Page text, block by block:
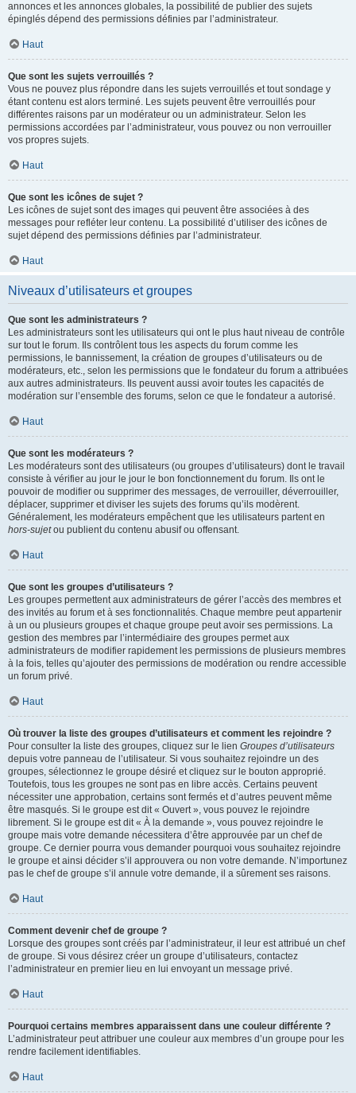
annonces et les annonces globales, la possibilité de publier des sujets
épinglés dépend des permissions définies par l’administrateur.
Haut
Que sont les sujets verrouillés ?
Vous ne pouvez plus répondre dans les sujets verrouillés et tout sondage y
étant contenu est alors terminé. Les sujets peuvent être verrouillés pour
différentes raisons par un modérateur ou un administrateur. Selon les
permissions accordées par l’administrateur, vous pouvez ou non verrouiller
vos propres sujets.
Haut
Que sont les icônes de sujet ?
Les icônes de sujet sont des images qui peuvent être associées à des
messages pour refléter leur contenu. La possibilité d’utiliser des icônes de
sujet dépend des permissions définies par l’administrateur.
Haut
Niveaux d’utilisateurs et groupes
Que sont les administrateurs ?
Les administrateurs sont les utilisateurs qui ont le plus haut niveau de contrôle
sur tout le forum. Ils contrôlent tous les aspects du forum comme les
permissions, le bannissement, la création de groupes d’utilisateurs ou de
modérateurs, etc., selon les permissions que le fondateur du forum a attribuées
aux autres administrateurs. Ils peuvent aussi avoir toutes les capacités de
modération sur l’ensemble des forums, selon ce que le fondateur a autorisé.
Haut
Que sont les modérateurs ?
Les modérateurs sont des utilisateurs (ou groupes d’utilisateurs) dont le travail
consiste à vérifier au jour le jour le bon fonctionnement du forum. Ils ont le
pouvoir de modifier ou supprimer des messages, de verrouiller, déverrouiller,
déplacer, supprimer et diviser les sujets des forums qu’ils modèrent.
Généralement, les modérateurs empêchent que les utilisateurs partent en
hors-sujetou publient du contenu abusif ou offensant.
Haut
Que sont les groupes d’utilisateurs ?
Les groupes permettent aux administrateurs de gérer l’accès des membres et
des invités au forum et à ses fonctionnalités. Chaque membre peut appartenir
à un ou plusieurs groupes et chaque groupe peut avoir ses permissions. La
gestion des membres par l’intermédiaire des groupes permet aux
administrateurs de modifier rapidement les permissions de plusieurs membres
à la fois, telles qu’ajouter des permissions de modération ou rendre accessible
un forum privé.
Haut
Où trouver la liste des groupes d’utilisateurs et comment les rejoindre ?
Pour consulter la liste des groupes, cliquez sur le lien Groupes d’utilisateurs
depuis votre panneau de l’utilisateur. Si vous souhaitez rejoindre un des
groupes, sélectionnez le groupe désiré et cliquez sur le bouton approprié.
Toutefois, tous les groupes ne sont pas en libre accès. Certains peuvent
nécessiter une approbation, certains sont fermés et d’autres peuvent même
être masqués. Si le groupe est dit « Ouvert », vous pouvez le rejoindre
librement. Si le groupe est dit « À la demande », vous pouvez rejoindre le
groupe mais votre demande nécessitera d’être approuvée par un chef de
groupe. Ce dernier pourra vous demander pourquoi vous souhaitez rejoindre
le groupe et ainsi décider s’il approuvera ou non votre demande. N’importunez
pas le chef de groupe s’il annule votre demande, il a sûrement ses raisons.
Haut
Comment devenir chef de groupe ?
Lorsque des groupes sont créés par l’administrateur, il leur est attribué un chef
de groupe. Si vous désirez créer un groupe d’utilisateurs, contactez
l’administrateur en premier lieu en lui envoyant un message privé.
Haut
Pourquoi certains membres apparaissent dans une couleur différente ?
L’administrateur peut attribuer une couleur aux membres d’un groupe pour les
rendre facilement identifiables.
Haut